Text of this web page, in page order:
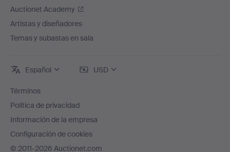
Auctionet Academy
Artistas y diseñadores
Temas y subastas en sala
Español USD
Términos
Política de privacidad
Información de la empresa
Configuración de cookies
© 2011-2026 Auctionet.com